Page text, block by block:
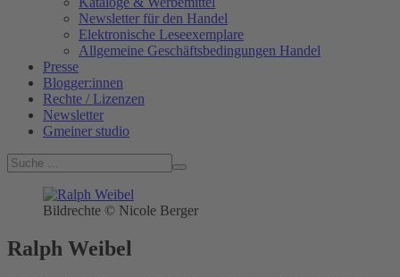
Newsletter für den Handel
Elektronische Leseexemplare
Allgemeine Geschäftsbedingungen Handel
Presse
Blogger:innen
Rechte / Lizenzen
Newsletter
Gmeiner studio
Bildrechte © Nicole Berger
Ralph Weibel